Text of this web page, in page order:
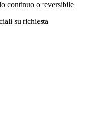
continuo o reversibile
su richiesta